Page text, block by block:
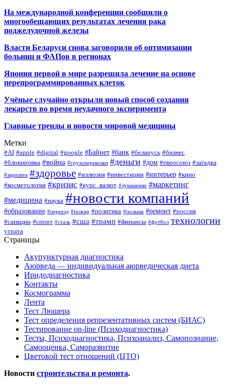
На международной конференции сообщили о
многообещающих результатах лечения рака
поджелудочной железы
Власти Беларуси снова заговорили об оптимизации
больниц и ФАПов в регионах
Япония первой в мире разрешила лечение на основе
перепрограммированных клеток
Учёные случайно открыли новый способ создания
лекарств во время неудачного эксперимента
Главные тренды и новости мировой медицины
Метки
#AI #apple #digital #google #Байнет #банк #беларусь #бизнес
#блокировка #война #грузоперевозки #деньги #дом #евросоюз #загадка
#зарплата #здоровье #иллюзия #инвестиции #интерьер #кино
#косметология #кризис #курс_валют #лукашенко #маркетинг
#медицина #наука #новости компаний
#образование #переезд #пожар #политика #польша #ремонт #россия
#санкции #спорт #сталь #сша #трамп #финансы #футбол технологии
утрата
Страницы
Акупунктурная диагностика
Аюрведа — индивидуальная аюрведическая диета
Иридодиагностика
Контакты
Космограмма
Лента
Тест Люшера
Тест определения репрезентативных систем (БИАС)
Тестирование on-line (Психодиагностика)
Тесты, Психодиагностика, Психоанализ, Самопознание,
Самооценка, Саморазвитие
Цветовой тест отношений (ЦТО)
Новости строительства и ремонта.